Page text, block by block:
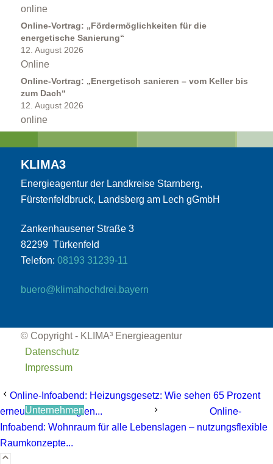
Projektbegleitung
Förderkompass
Unternehmen
online
Online-Vortrag: „Fördermöglichkeiten für die
energetische Sanierung“
12. August 2026
Online
Online-Vortrag: „Energetisch sanieren – vom Keller bis
zum Dach“
12. August 2026
online
KLIMA3
Energieagentur der Landkreise Starnberg,
Fürstenfeldbruck, Landsberg am Lech gGmbH
Zankenhausener Straße 3
82299 Türkenfeld
Telefon: 08193 31239-11
buero@klimahochdrei.bayern
© Copyright - KLIMA³ Energieagentur
Datenschutz
Impressum
Online-Infoabend: Heizungsgesetz: Wie sehen 65 Prozent
erneuerbare Energien...
Online-
Infoabend: Wohnraum für alle Lebenslagen – nutzungsflexible
Raumkonzepte...